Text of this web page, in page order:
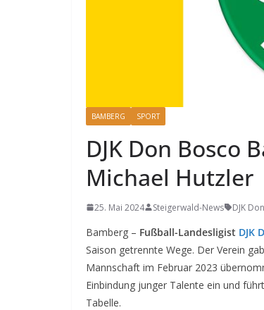
BAMBERG SPORT
DJK Don Bosco
Michael Hutzler
25. Mai 2024 Steigerwald-News DJK
Bamberg – Fußball-Landesligist DJK
Saison getrennte Wege. Der Verein
Mannschaft im Februar 2023
Einbindung junger Talente ein und
Tabelle.